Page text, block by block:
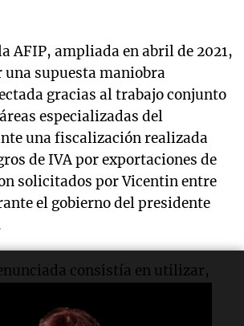
AFIP, ampliada en abril de 2021,
supuesta maniobra
gracias al trabajo conjunto
especializadas del
una fiscalización realizada
de IVA por exportaciones de
solicitados por Vicentin entre
el gobierno del presidente
consistía en utilizar,
facturas apócrifas
por 54 proveedores